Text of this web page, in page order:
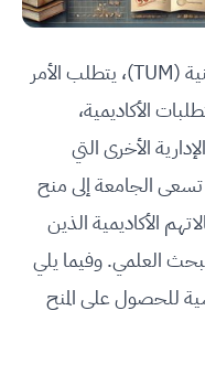
للحصول على منح جامعة ميونخ التقنية (TUM)، يتطلب الأمر
الأكاديمية،
الأخرى التي
تسعى الجامعة إلى منح
الأكاديمية الذين
العلمي. وفيما يلي
للحصول على المنح